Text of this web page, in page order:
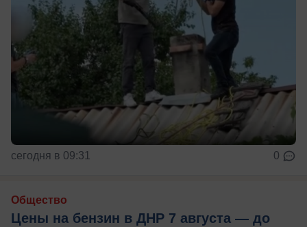
сегодня в 09:31 0
Общество
Цены на бензин в ДНР 7 августа — до